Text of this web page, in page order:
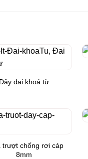
Wishlist
Dây đai khoá từ
Wishlist
trượt chống rơi cáp
8mm